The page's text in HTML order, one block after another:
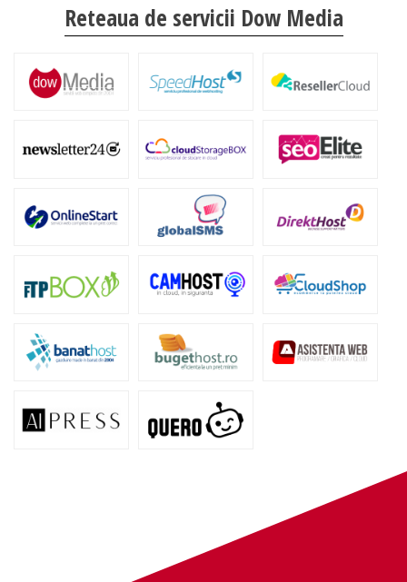
Reteaua de servicii Dow Media